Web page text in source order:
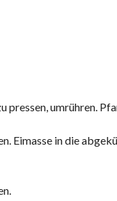
umrühren.
Eimasse in die